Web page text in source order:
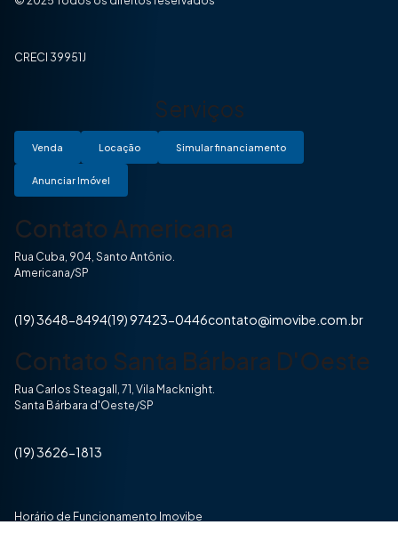
CRECI 39951J
Serviços
Venda Locação Simular financiamento
Anunciar Imóvel
Contato Americana
Rua Cuba, 904, Santo Antônio.
Americana/SP
(19) 3648-8494(19) 97423-0446contato@imovibe.com.br
Contato Santa Bárbara D'Oeste
Rua Carlos Steagall, 71, Vila Macknight.
Santa Bárbara d'Oeste/SP
(19) 3626-1813
Horário de Funcionamento Imovibe